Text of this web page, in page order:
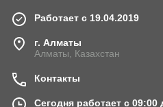
Работает с 19.04.2019
г. Алматы
Алматы, Казахстан
Контакты
Сегодня работает с 09:00